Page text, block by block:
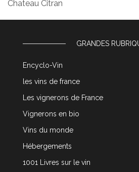
Chateau Citran
GRANDES
Encyclo-Vin
les vins de france
Les vignerons de France
Vignerons en bio
Vins du monde
Hébergements
1001 Livres sur le vin